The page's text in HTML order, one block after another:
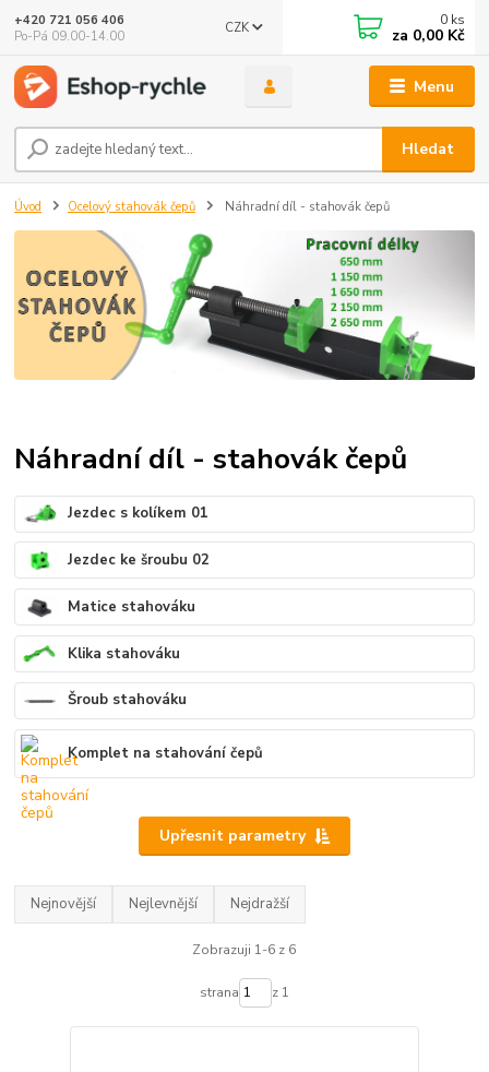
Menu
CZK
Hledat
+420 721 056 406
Po-Pá 09.00-14.00
0 ks
za 0,00 Kč
Úvod Ocelový stahovák čepů Náhradní díl - stahovák čepů
Náhradní díl - stahovák čepů
Jezdec s kolíkem 01
Jezdec ke šroubu 02
Matice stahováku
Klika stahováku
Šroub stahováku
Komplet na stahování čepů
Upřesnit parametry
Nejnovější Nejlevnější Nejdražší
Zobrazuji 1-6 z 6
strana z 1